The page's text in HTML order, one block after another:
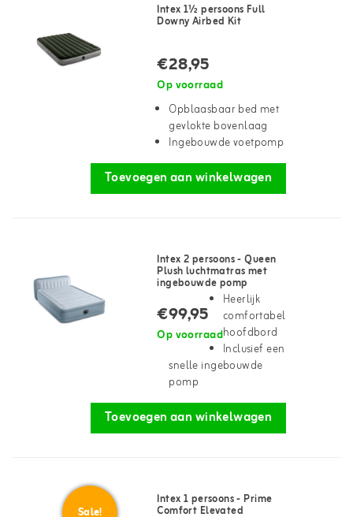
Intex 1½ persoons Full
Downy Airbed Kit
€28,95
Op voorraad
Opblaasbaar bed met
gevlokte bovenlaag
Ingebouwde voetpomp
Toevoegen aan winkelwagen
Intex 2 persoons - Queen
Plush luchtmatras met
ingebouwde pomp
€99,95
Op voorraad
Heerlijk
comfortabel
hoofdbord
Inclusief een
snelle ingebouwde
pomp
Toevoegen aan winkelwagen
Sale!
Intex 1 persoons - Prime
Comfort Elevated